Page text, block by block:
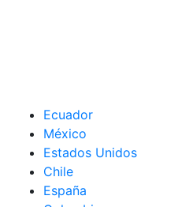
Ecuador
México
Estados Unidos
Chile
España